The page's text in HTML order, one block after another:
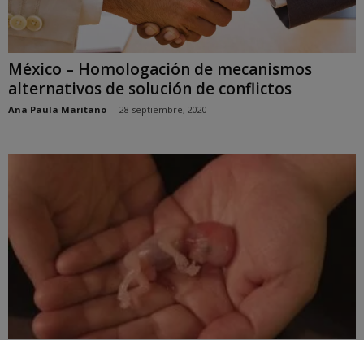
México – Homologación de mecanismos
alternativos de solución de conflictos
Ana Paula Maritano - 28 septiembre, 2020